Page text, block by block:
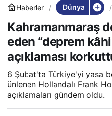
Haberler Dünya
Kahramanmaraş
eden “deprem
açıklaması
6 Şubat'ta Türkiye'yi yasa
ünlenen Hollandalı Frank
açıklamaları gündem oldu.